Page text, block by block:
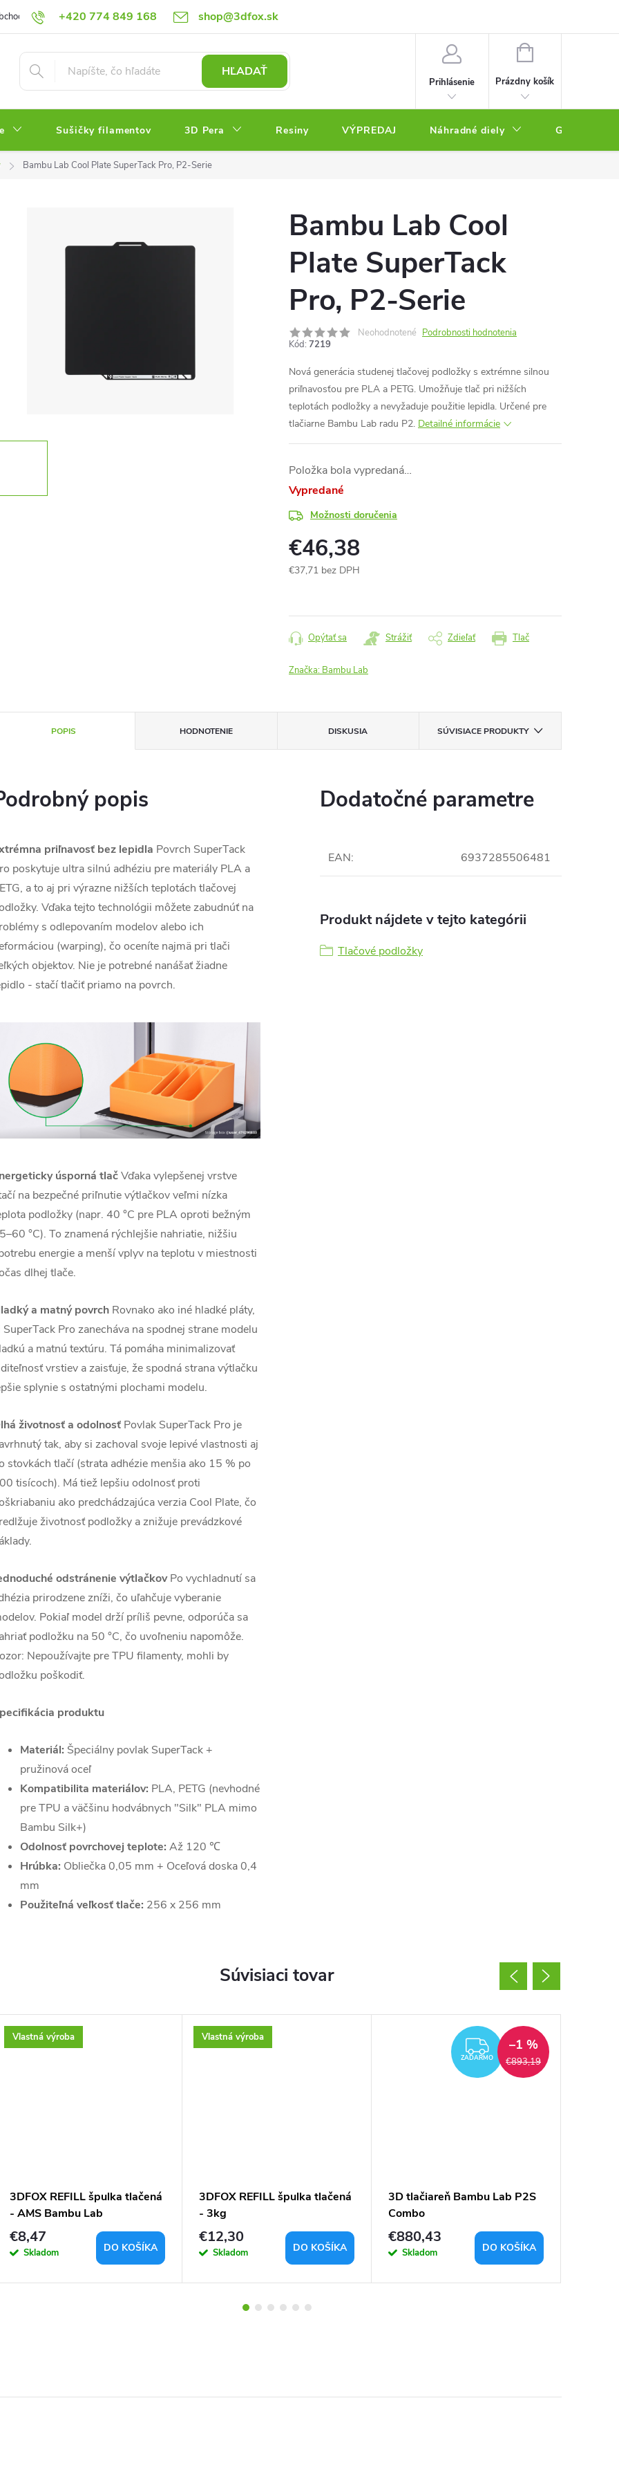
+420 774 849 168 shop@3dfox.sk
podmienky Podmienky ochrany osobných údajov
HĽADAŤ
Prihlásenie
NÁKUPNÝ
Prázdny košík
Sušičky filamentov 3D Pera Resiny VÝPREDAJ Náhradné diely
Bambu Lab Cool Plate SuperTack Pro, P2-Serie
Bambu Lab Cool
Plate SuperTack
Pro, P2-Serie
Neohodnotené Podrobnosti hodnotenia
Kód: 7219
Nová generácia studenej tlačovej podložky s extrémne silnou
priľnavosťou pre PLA a PETG. Umožňuje tlač pri nižších
teplotách podložky a nevyžaduje použitie lepidla. Určené pre
tlačiarne Bambu Lab radu P2. Detailné informácie
Položka bola vypredaná…
Vypredané
Možnosti doručenia
€46,38
€37,71 bez DPH
Tlač
Opýtať sa Strážiť Zdieľať
Značka: Bambu Lab
POPIS HODNOTENIE DISKUSIA SÚVISIACE PRODUKTY
popis
priľnavosť bez lepidla Povrch SuperTack
poskytuje ultra silnú adhéziu pre materiály PLA a
a to aj pri výrazne nižších teplotách tlačovej
Vďaka tejto technológii môžete zabudnúť na
s odlepovaním modelov alebo ich
(warping), čo oceníte najmä pri tlači
objektov. Nie je potrebné nanášať žiadne
- stačí tlačiť priamo na povrch.
úsporná tlačVďaka vylepšenej vrstve
na bezpečné priľnutie výtlačkov veľmi nízka
podložky (napr. 40 °C pre PLA oproti bežným
°C). To znamená rýchlejšie nahriatie, nižšiu
energie a menší vplyv na teplotu v miestnosti
dlhej tlače.
a matný povrch Rovnako ako iné hladké pláty,
SuperTack Pro zanecháva na spodnej strane modelu
a matnú textúru. Tá pomáha minimalizovať
vrstiev a zaisťuje, že spodná strana výtlačku
splynie s ostatnými plochami modelu.
životnosť a odolnosť Povlak SuperTack Pro je
tak, aby si zachoval svoje lepivé vlastnosti aj
stovkách tlačí (strata adhézie menšia ako 15 % po
tisícoch). Má tiež lepšiu odolnosť proti
ako predchádzajúca verzia Cool Plate, čo
životnosť podložky a znižuje prevádzkové
odstránenie výtlačkovPo vychladnutí sa
prirodzene zníži, čo uľahčuje vyberanie
Pokiaľ model drží príliš pevne, odporúča sa
podložku na 50 °C, čo uvoľneniu napomôže.
Nepoužívajte pre TPU filamenty, mohli by
poškodiť.
produktu
Materiál: Špeciálny povlak SuperTack +
pružinová oceľ
Kompatibilita materiálov: PLA, PETG (nevhodné
pre TPU a väčšinu hodvábnych "Silk" PLA mimo
Bambu Silk+)
Odolnosť povrchovej teplote: Až 120 ℃
Hrúbka: Obliečka 0,05 mm + Oceľová doska 0,4
mm
Použiteľná veľkosť tlače: 256 x 256 mm
Dodatočné parametre
EAN: 6937285506481
Produkt nájdete v tejto kategórii
Tlačové podložky
Súvisiaci tovar
Vlastná výroba
3DFOX REFILL špulka tlačená
- AMS Bambu Lab
kompatibilný
€8,47
Skladom DO KOŠÍKA
Vlastná výroba
3DFOX REFILL špulka tlačená
- 3kg
€12,30
Skladom DO KOŠÍKA
ZADARMO
ZADARMO €893,19
–1 %
3D tlačiareň Bambu Lab P2S
Combo
€880,43
Skladom DO KOŠÍKA